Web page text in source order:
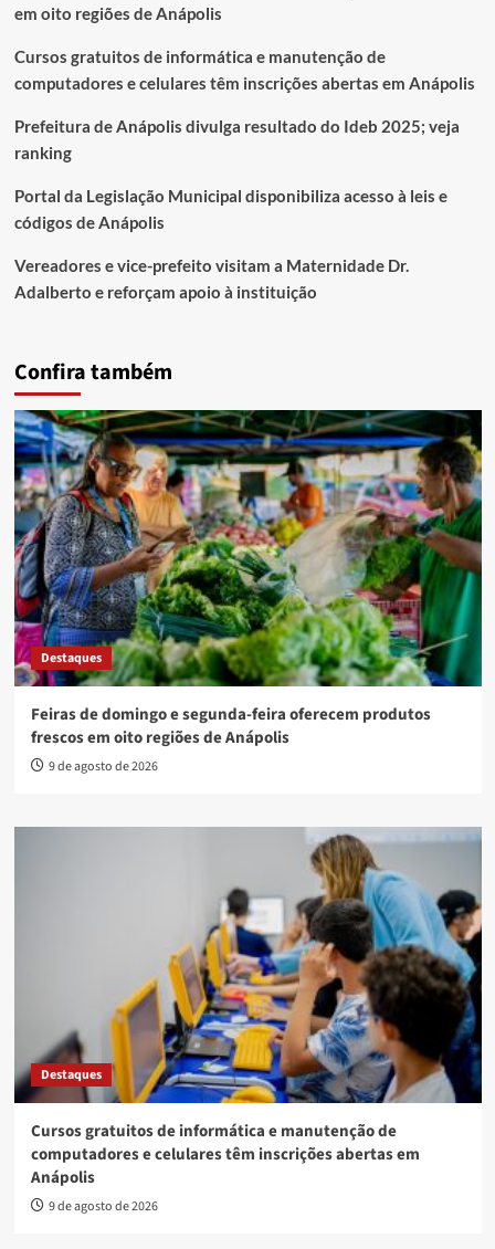
em oito regiões de Anápolis
Cursos gratuitos de informática e manutenção de
computadores e celulares têm inscrições abertas em Anápolis
Prefeitura de Anápolis divulga resultado do Ideb 2025; veja
ranking
Portal da Legislação Municipal disponibiliza acesso à leis e
códigos de Anápolis
Vereadores e vice-prefeito visitam a Maternidade Dr.
Adalberto e reforçam apoio à instituição
Confira também
Destaques
Feiras de domingo e segunda-feira oferecem produtos
frescos em oito regiões de Anápolis
9 de agosto de 2026
Destaques
Cursos gratuitos de informática e manutenção de
computadores e celulares têm inscrições abertas em
Anápolis
9 de agosto de 2026